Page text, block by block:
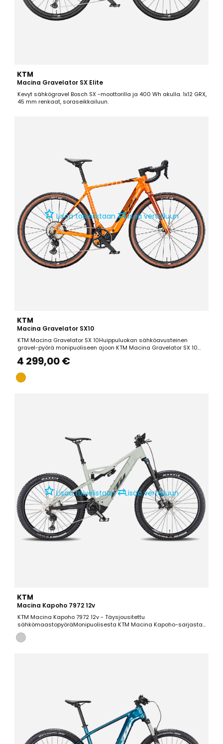
KTM
Macina Gravelator SX Elite
Kevyt sähkögravel Bosch SX -moottorilla ja 400 Wh akulla. 1x12 GRX,
45 mm renkaat, soraseikkailuun.
Lisää toivelistaan ⇄Lisää vertailuun
KTM
Macina Gravelator SX10
KTM Macina Gravelator SX 10Huippuluokan sähköavusteinen
gravel-pyörä monipuoliseen ajoon KTM Macina Gravelator SX 10
rakenteen ja tehokkaan sähköavustuksen. Tämä monipuolinen
ajoon...
4 299,00 €
Lisää toivelistaan⇄Lisää vertailuun
KTM
Macina Kapoho 7972 12v
KTM Macina Kapoho 7972 12v - Täysjousitettu
sähkömaastopyöräMonipuolisesta KTM Macina Kapoho-sarjasta
on tarjolla useita laadukkaita versioita eri komponenttisarjoilla.
“Isoveli” 7971:stä hieman edullisempi 7972-versio pohjautuu SRAMin